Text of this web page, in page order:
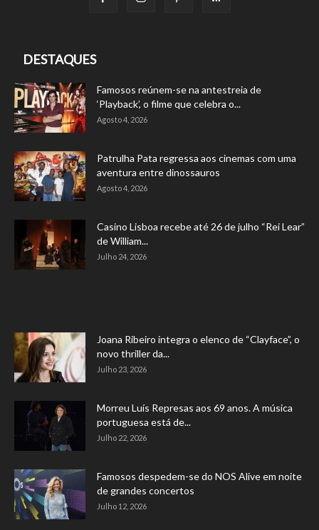
DESTAQUES
Famosos reúnem-se na antestreia de
‘Playback’, o filme que celebra o...
Agosto 4, 2026
Patrulha Pata regressa aos cinemas com uma
aventura entre dinossauros
Agosto 4, 2026
Casino Lisboa recebe até 26 de julho “Rei Lear”
de William...
Julho 24, 2026
Joana Ribeiro integra o elenco de “Clayface”, o
novo thriller da...
Julho 23, 2026
Morreu Luís Represas aos 69 anos. A música
portuguesa está de...
Julho 22, 2026
Famosos despedem-se do NOS Alive em noite
de grandes concertos
Julho 12, 2026